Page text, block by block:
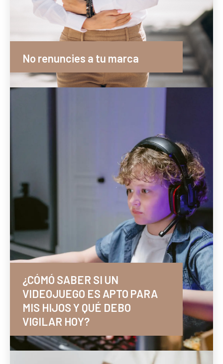
No renuncies a tu marca
¿CÓMÓ SABER SI UN
VIDEOJUEGO ES APTO PARA
MIS HIJOS Y QUÉ DEBO
VIGILAR HOY?